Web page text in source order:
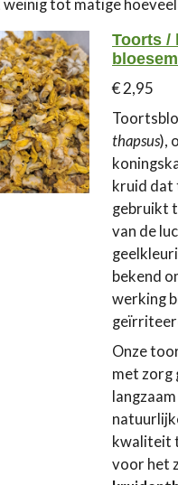
tot matige
Toorts /
bloesem
€ 2,95
thapsus),
kruid
gebruikt
van de
bekend
werking
Onze
met zorg
kwaliteit
voor het